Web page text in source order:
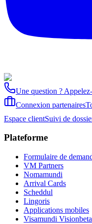
Une question ?
Connexion partenaires
Espace clientSuivi de
Plateforme
Formulaire de
VM Partners
Nomamundi
Arrival Cards
Scheddul
Lingoris
Applications mobiles
Visamundi Visionbeta